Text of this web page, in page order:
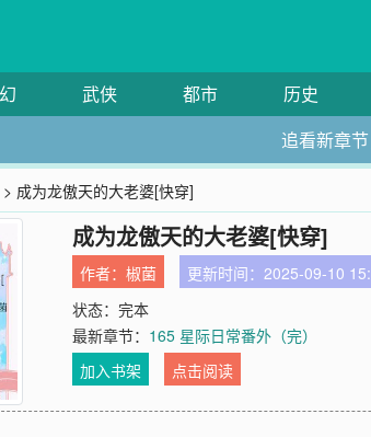
武侠 都市 历史
追看新章
> 成为龙傲天的大老婆[快穿]
成为龙傲天的大老婆[快穿]
作者：椒菌 更新时间：2025-09-10
状态：完本
最新章节： 165 星际日常番外（完）
加入书架
点击阅读